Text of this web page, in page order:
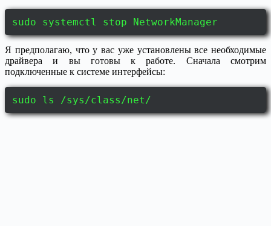
sudo systemctl stop NetworkManager
Я предполагаю, что у вас уже установлены все необходимые
драйвера и вы готовы к работе. Сначала смотрим
подключенные к системе интерфейсы:
sudo ls /sys/class/net/